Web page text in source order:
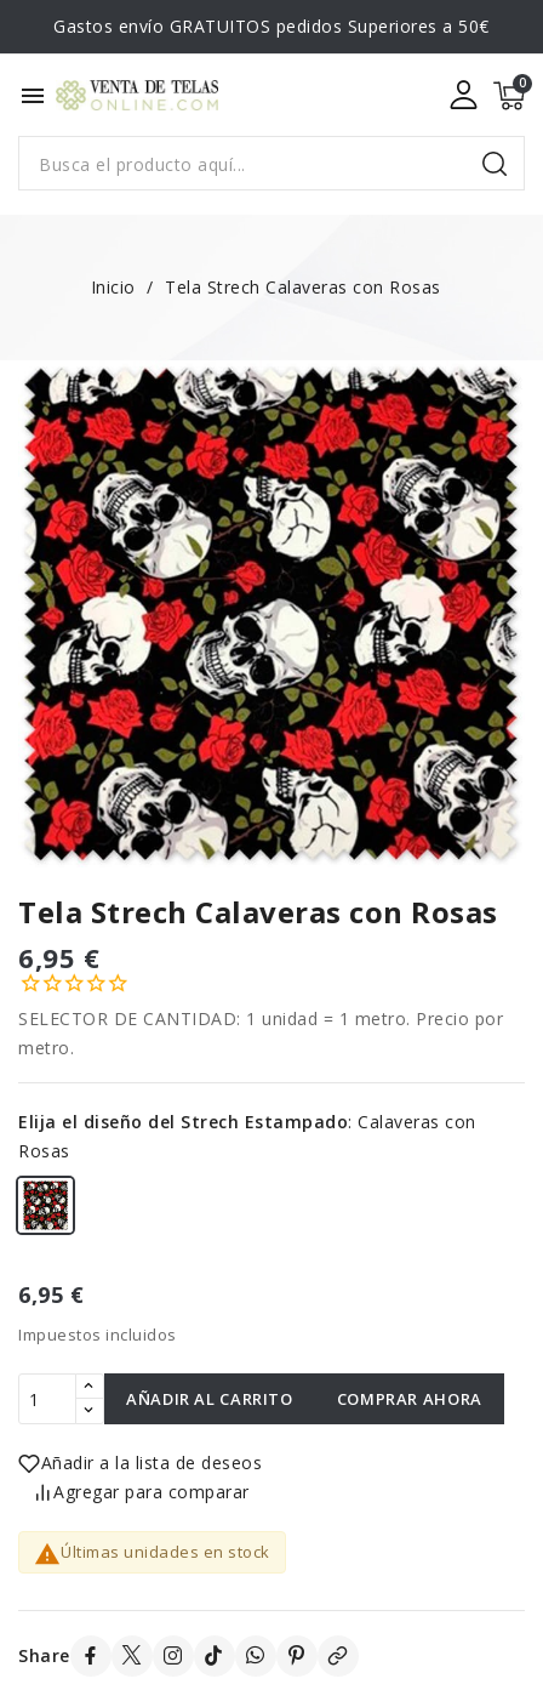
Gastos envío GRATUITOS pedidos Superiores a 50€
menu
Inicio Tela Strech Calaveras con Rosas
Tela Strech Calaveras con Rosas
6,95 €
SELECTOR DE CANTIDAD: 1 unidad = 1 metro. Precio por
metro.
Elija el diseño del Strech Estampado: Calaveras con
Rosas
6,95 €
Impuestos incluidos
AÑADIR AL CARRITO COMPRAR AHORA
Añadir a la lista de deseos
Agregar para comparar
Últimas unidades en stock
Share